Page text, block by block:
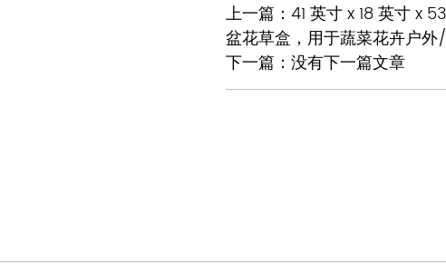
上一篇：41 英寸 x 18 英寸 x
盆花草盒，用于蔬菜花卉户
下一篇：没有下一篇文章